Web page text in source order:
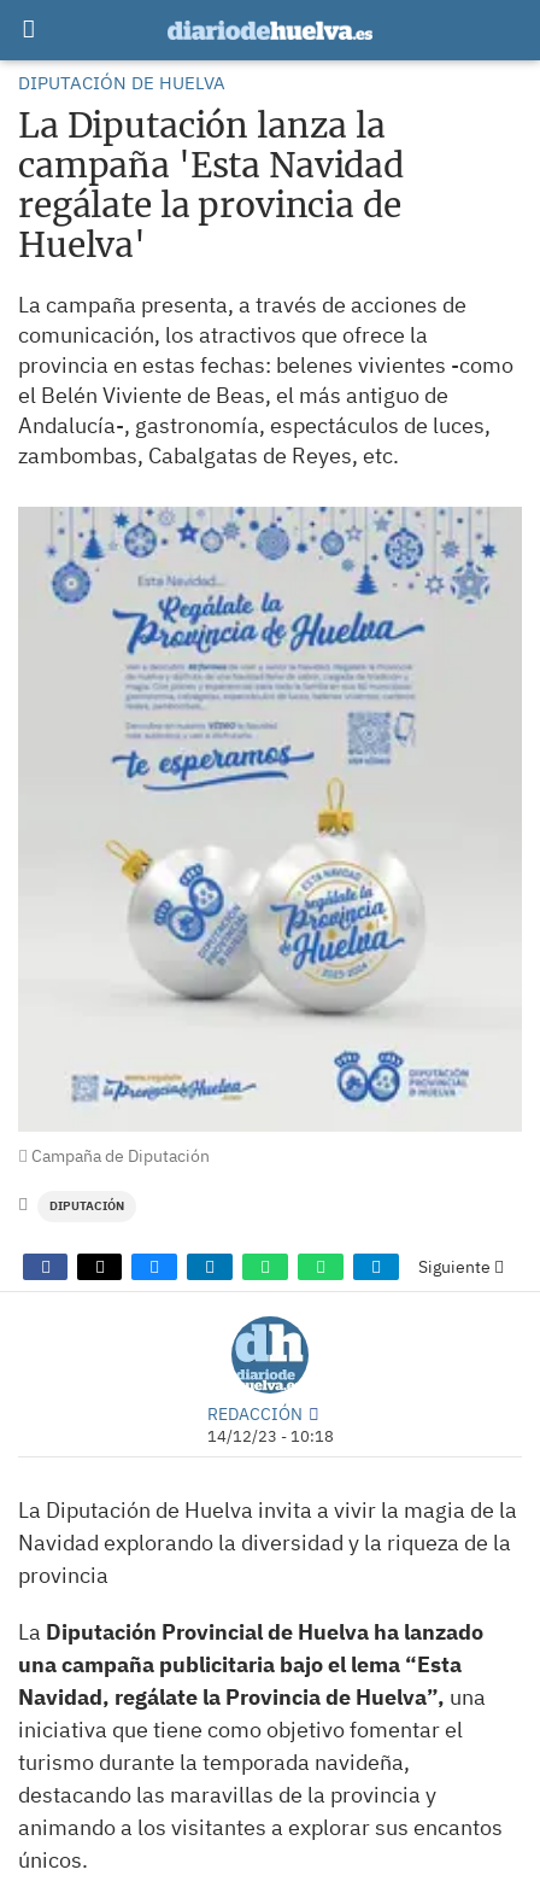
DIPUTACIÓN DE HUELVA
La Diputación lanza la
campaña 'Esta Navidad
regálate la provincia de
Huelva'
La campaña presenta, a través de acciones de
comunicación, los atractivos que ofrece la
provincia en estas fechas: belenes vivientes -como
el Belén Viviente de Beas, el más antiguo de
Andalucía-, gastronomía, espectáculos de luces,
zambombas, Cabalgatas de Reyes, etc.
Campaña de Diputación
DIPUTACIÓN
Siguiente
REDACCIÓN
14/12/23 - 10:18
La Diputación de Huelva invita a vivir la magia de la
Navidad explorando la diversidad y la riqueza de la
provincia
La Diputación Provincial de Huelva ha lanzado
una campaña publicitaria bajo el lema “Esta
Navidad, regálate la Provincia de Huelva”, una
iniciativa que tiene como objetivo fomentar el
turismo durante la temporada navideña,
destacando las maravillas de la provincia y
animando a los visitantes a explorar sus encantos
únicos.